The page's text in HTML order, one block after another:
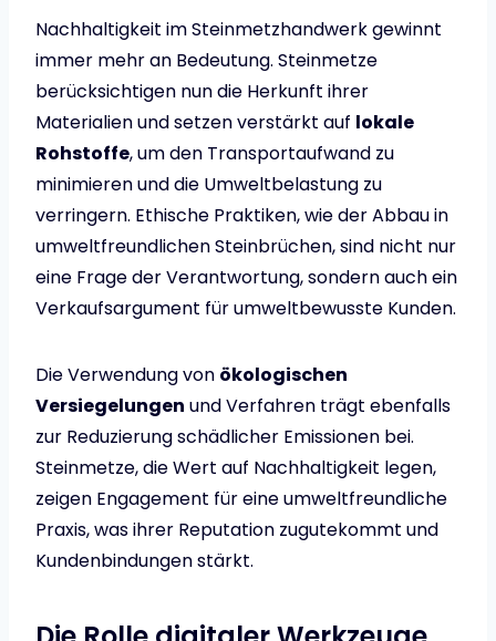
Nachhaltigkeit im Steinmetzhandwerk gewinnt
immer mehr an Bedeutung. Steinmetze
berücksichtigen nun die Herkunft ihrer
Materialien und setzen verstärkt auf lokale
Rohstoffe, um den Transportaufwand zu
minimieren und die Umweltbelastung zu
verringern. Ethische Praktiken, wie der Abbau in
umweltfreundlichen Steinbrüchen, sind nicht nur
eine Frage der Verantwortung, sondern auch ein
Verkaufsargument für umweltbewusste Kunden.
Die Verwendung von ökologischen
Versiegelungen und Verfahren trägt ebenfalls
zur Reduzierung schädlicher Emissionen bei.
Steinmetze, die Wert auf Nachhaltigkeit legen,
zeigen Engagement für eine umweltfreundliche
Praxis, was ihrer Reputation zugutekommt und
Kundenbindungen stärkt.